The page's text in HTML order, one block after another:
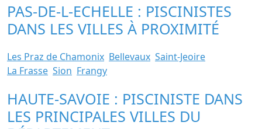
PAS-DE-L-ECHELLE : PISCINISTES
DANS LES VILLES À PROXIMITÉ
Les Praz de Chamonix Bellevaux Saint-Jeoire
La Frasse Sion Frangy
HAUTE-SAVOIE : PISCINISTE DANS
LES PRINCIPALES VILLES DU